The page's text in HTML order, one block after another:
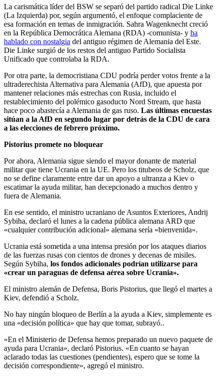
La carismática líder del BSW se separó del partido radical Die Linke
(La Izquierda) por, según argumentó, el enfoque complaciente de
esa formación en temas de inmigración. Sahra Wagenknecht creció
en la República Democrática Alemana (RDA) -comunista- y ha
hablado con nostalgia del antiguo régimen de Alemania del Este.
Die Linke surgió de los restos del antiguo Partido Socialista
Unificado que controlaba la RDA.
Por otra parte, la democristiana CDU podría perder votos frente a la
ultraderechista Alternativa para Alemania (AfD), que apuesta por
mantener relaciones más estrechas con Rusia, incluido el
restablecimiento del polémico gasoducto Nord Stream, que hasta
hace poco abastecía a Alemania de gas ruso. Las últimas encuestas
sitúan a la AfD en segundo lugar por detrás de la CDU de cara
a las elecciones de febrero próximo.
Pistorius promete no bloquear
Por ahora, Alemania sigue siendo el mayor donante de material
militar que tiene Ucrania en la UE. Pero los titubeos de Scholz, que
no se define claramente entre dar un apoyo a ultranza a Kiev o
escatimar la ayuda militar, han decepcionado a muchos dentro y
fuera de Alemania.
En ese sentido, el ministro ucraniano de Asuntos Exteriores, Andrij
Sybiha, declaró el lunes a la cadena pública alemana ARD que
«cualquier contribución adicional» alemana sería «bienvenida».
Ucrania está sometida a una intensa presión por los ataques diarios
de las fuerzas rusas con cientos de drones y decenas de misiles.
Según Sybiha, los fondos adicionales podrían utilizarse para
«crear un paraguas de defensa aérea sobre Ucrania».
El ministro alemán de Defensa, Boris Pistorius, que llegó el martes a
Kiev, defendió a Scholz.
No hay ningún bloqueo de Berlín a la ayuda a Kiev, simplemente es
una «decisión política» que hay que tomar, subrayó..
«En el Ministerio de Defensa hemos preparado un nuevo paquete de
ayuda para Ucrania», declaró Pistorius. «En cuanto se hayan
aclarado todas las cuestiones (pendientes), espero que se tome la
decisión correspondiente», agregó el ministro.